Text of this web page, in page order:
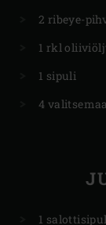
2 ribeye-
1 rkl
1 sipuli
4
1